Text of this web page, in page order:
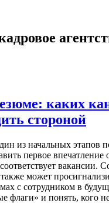
каких
стороной
из начальных этапов
первое впечатление
вакансии.
может
с сотрудником в
флаги» и понять, кого